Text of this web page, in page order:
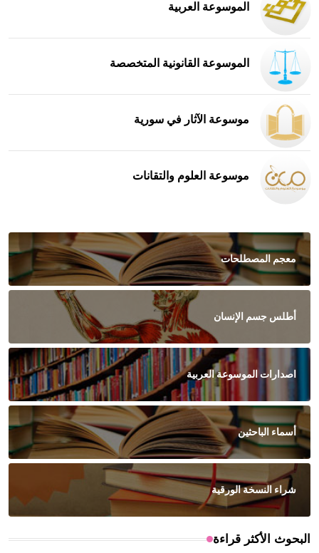
الموسوعة العربية
الموسوعة القانونية المتخصصة
موسوعة الآثار في سورية
موسوعة العلوم والتقانات
معجم المصطلحات
أطلس جسم الإنسان
اصدارات الموسوعة العربية
أسماء الباحثين
شراء النسخة الورقية
البحوث الأكثر قراءة